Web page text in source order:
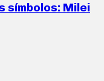
símbolos: Milei